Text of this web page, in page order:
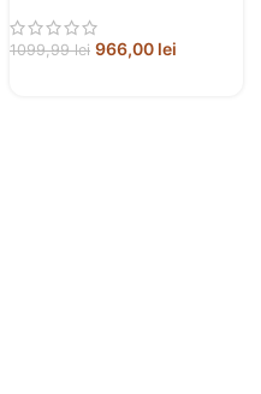
1099,99lei 966,00 lei